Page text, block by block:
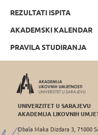
REZULTATI ISPITA
AKADEMSKI KALENDAR
PRAVILA STUDIRANJA
UNIVERZITET U SARAJEVU
AKADEMIJA LIKOVNIH
Obala Maka Dizdara 3, 71000